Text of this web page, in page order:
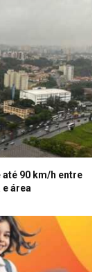
até 90 km/h entre
área